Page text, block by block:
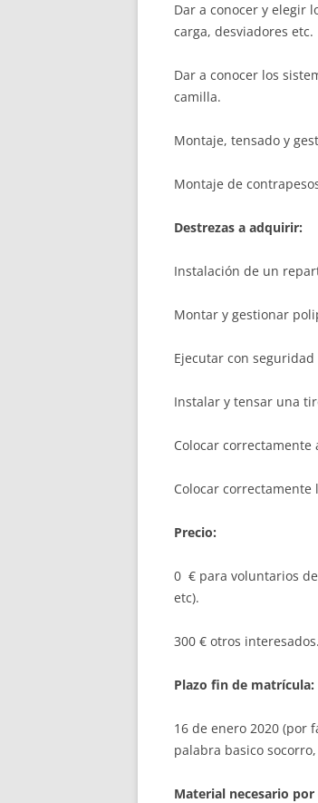
Dar a conocer y elegir
carga, desviadores etc.
Dar a conocer los
camilla.
Montaje, tensado y
Montaje de
Destrezas a adquirir:
Instalación de un
Montar y gestionar
Ejecutar con
Instalar y tensar una
Colocar
Colocar
Precio:
0 € para voluntarios
etc).
300 € otros interesados.
Plazo fin de matrícula:
16 de enero 2020 (por
palabra basico
Material necesario